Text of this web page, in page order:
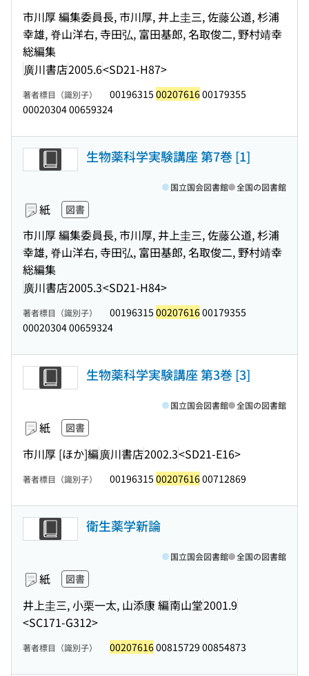
市川厚 編集委員長, 市川厚, 井上圭三, 佐藤公道, 杉浦
幸雄, 脊山洋右, 寺田弘, 富田基郎, 名取俊二, 野村靖幸
総編集
廣川書店2005.6<SD21-H87>
著者標目（識別子） 00196315 0020761600179355
00020304 00659324
生物薬科学実験講座 第7巻 [1]
紙 図書
市川厚 編集委員長, 市川厚, 井上圭三, 佐藤公道, 杉浦
幸雄, 脊山洋右, 寺田弘, 富田基郎, 名取俊二, 野村靖幸
総編集
廣川書店2005.3<SD21-H84>
国立国会図書館 全国の図書館
著者標目（識別子） 00196315 0020761600179355
00020304 00659324
生物薬科学実験講座 第3巻 [3]
紙 図書
市川厚 [ほか]編廣川書店2002.3<SD21-E16>
国立国会図書館 全国の図書館
著者標目（識別子） 00196315 0020761600712869
衛生薬学新論
紙 図書
井上圭三, 小栗一太, 山添康 編南山堂2001.9
<SC171-G312>
国立国会図書館 全国の図書館
著者標目（識別子） 0020761600815729 00854873